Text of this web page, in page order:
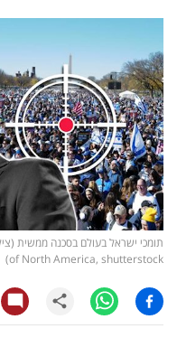
ומחקרים
דעות
רכילות
עסקית
קריפטו
ויראלי
טלוויזיה
עסקי
ספורט
of North America, shutterstock)